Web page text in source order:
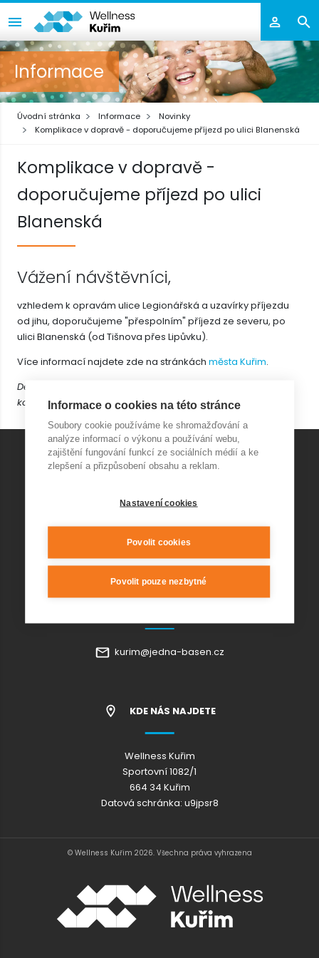
Informace
Úvodní stránka Informace
Novinky
Komplikace v dopravě - doporučujeme příjezd po ulici Blanenská
Komplikace v dopravě -
doporučujeme příjezd po ulici
Blanenská
Vážení návštěvníci,
vzhledem k opravám ulice Legionářská a uzavírky příjezdu
od jihu, doporučujeme "přespolním" příjezd ze severu, po
ulici Blanenská (od Tišnova přes Lipůvku).
Více informací najdete zde na stránkáchměsta Kuřim.
Děkujeme za pochopení a omlouváme se za případné
komplikace.
KONTAKT AQUAPARK
Wellness Kuřim s.r.o.
kurim@jedna-basen.cz
KDE NÁS NAJDETE
Wellness Kuřim
Sportovní 1082/1
664 34 Kuřim
Datová schránka: u9jpsr8
© Wellness Kuřim 2026. Všechna práva vyhrazena
Informace o cookies na této stránce
Soubory cookie používáme ke shromažďování a
analýze informací o výkonu a používání webu,
zajištění fungování funkcí ze sociálních médií a ke
zlepšení a přizpůsobení obsahu a reklam.
Nastavení cookies
Povolit cookies
Povolit pouze nezbytné